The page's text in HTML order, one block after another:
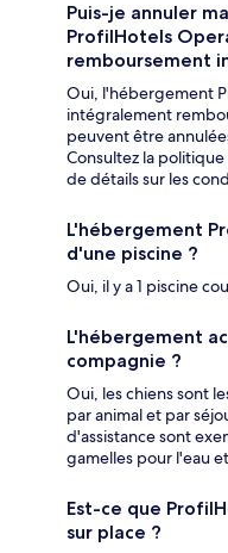
Puis-je annuler
ProfilHotels
remboursement
Oui, l'hébergement
intégralement
peuvent être
Consultez la
de détails sur les
L'hébergement
d'une piscine ?
Oui, il y a 1 piscine
L'hébergement
compagnie ?
Oui, les chiens sont
par animal et par
d'assistance sont
gamelles pour l'eau
Est-ce que
sur place ?